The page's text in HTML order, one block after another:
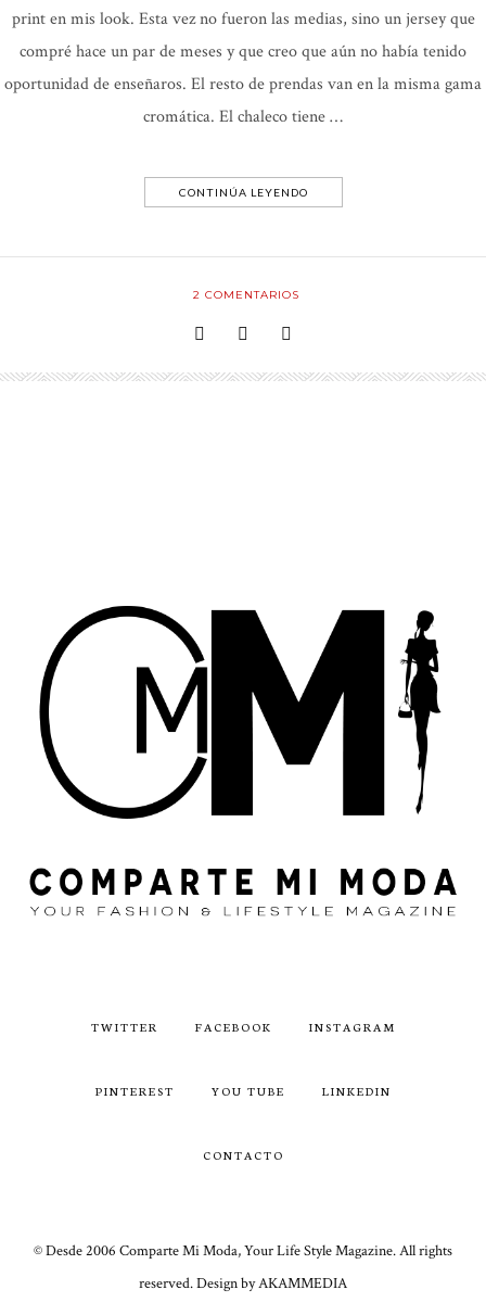
print en mis look. Esta vez no fueron las medias, sino un jersey que
compré hace un par de meses y que creo que aún no había tenido
oportunidad de enseñaros. El resto de prendas van en la misma gama
cromática. El chaleco tiene …
CONTINÚA LEYENDO
2 COMENTARIOS
TWITTER FACEBOOK INSTAGRAM
PINTEREST YOU TUBE LINKEDIN
CONTACTO
© Desde 2006 Comparte Mi Moda, Your Life Style Magazine. All rights
reserved. Design by AKAMMEDIA